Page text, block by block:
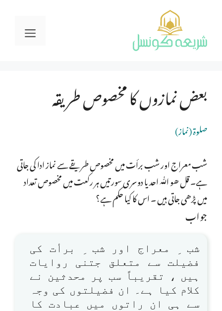
content
بعض نمازوں کا مخصوص طریقہ
صلوة (نماز)
شب معراج اور شب برأت میں مخصوص طریقے سے نماز ادا کی جاتی
ہے۔ قل ھو اللّٰہ احد یا دوسری سورتیں ہر رکعت میں مخصوص تعداد
میں پڑھی جاتی ہیں ۔ اس کا کیا حکم ہے؟
جواب
شب ِ معراج اور شب ِ برأت کی
فضیلت سے متعلق جتنی روایات
ہیں ، تقریباً سب پر محدثین نے
کلام کیا ہے۔ ان فضیلتوں کی وجہ
سے ہی ان راتوں میں عبادت کا